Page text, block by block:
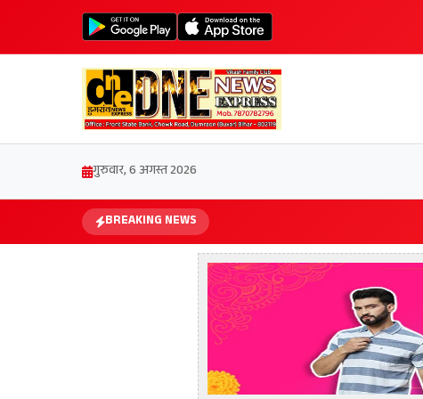
गुरुवार, 6 अगस्त 2026
BREAKING NEWS